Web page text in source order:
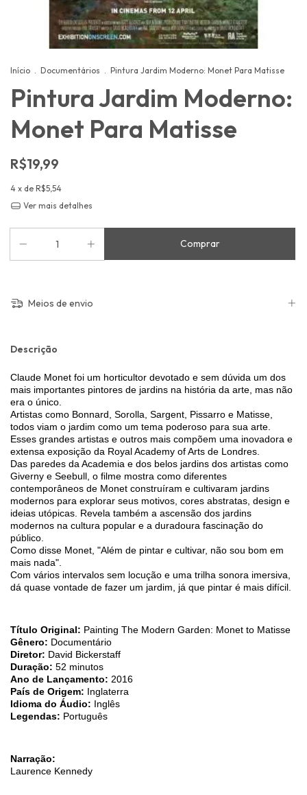
Início . Documentários . Pintura Jardim Moderno: Monet Para Matisse
Pintura Jardim Moderno:
Monet Para Matisse
R$19,99
4 x de R$5,54
Ver mais detalhes
Meios de envio
Descrição
Claude Monet foi um horticultor devotado e sem dúvida um dos
mais importantes pintores de jardins na história da arte, mas não
era o único.
Artistas como Bonnard, Sorolla, Sargent, Pissarro e Matisse,
todos viam o jardim como um tema poderoso para sua arte.
Esses grandes artistas e outros mais compõem uma inovadora e
extensa exposição da Royal Academy of Arts de Londres.
Das paredes da Academia e dos belos jardins dos artistas como
Giverny e Seebull, o filme mostra como diferentes
contemporâneos de Monet construíram e cultivaram jardins
modernos para explorar seus motivos, cores abstratas, design e
ideias utópicas. Revela também a ascensão dos jardins
modernos na cultura popular e a duradoura fascinação do
público.
Como disse Monet, "Além de pintar e cultivar, não sou bom em
mais nada".
Com vários intervalos sem locução e uma trilha sonora imersiva,
dá quase vontade de fazer um jardim, já que pintar é mais difícil.
Título Original: Painting The Modern Garden: Monet to Matisse
Gênero: Documentário
Diretor: David Bickerstaff
Duração: 52 minutos
Ano de Lançamento: 2016
País de Origem: Inglaterra
Idioma do Áudio: Inglês
Legendas: Português
Narração:
Laurence Kennedy